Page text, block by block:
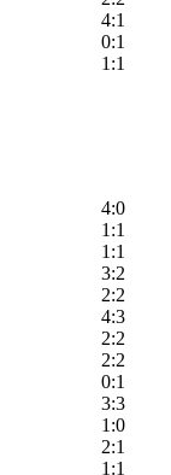
4:1
0:1
1:1
4:0
1:1
1:1
3:2
2:2
4:3
2:2
2:2
0:1
3:3
1:0
2:1
1:1